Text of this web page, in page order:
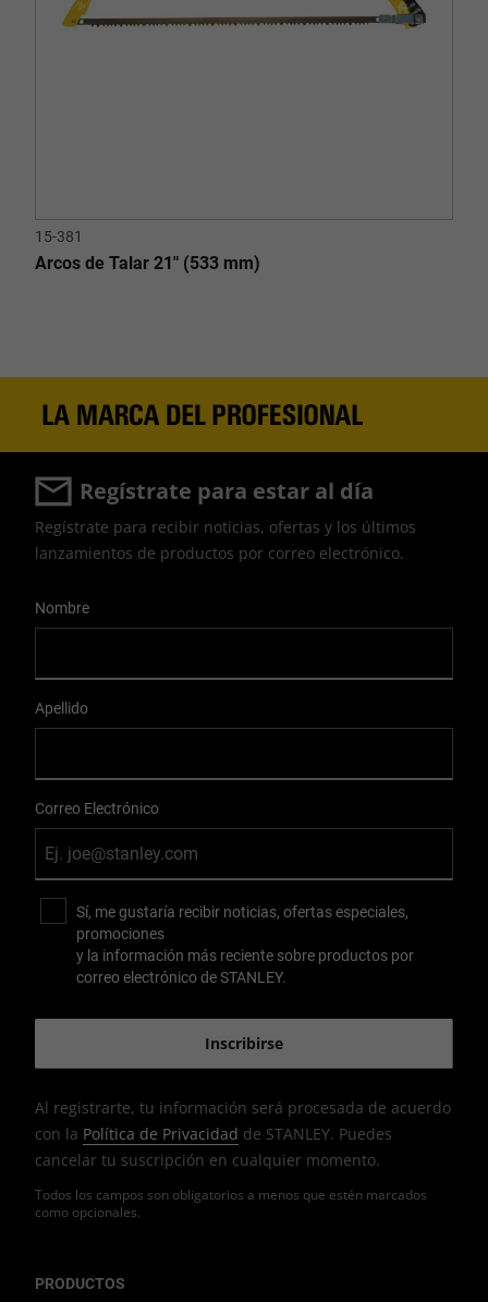
15-381
Arcos de Talar 21" (533 mm)
Regístrate para estar al día
Todos los campos son obligatorios a menos que estén marcados
como opcionales.
Regístrate para recibir noticias, ofertas y los últimos
lanzamientos de productos por correo electrónico.
Nombre
Apellido
Correo Electrónico
Sí, me gustaría recibir noticias, ofertas especiales,
promociones
y la información más reciente sobre productos por
correo electrónico de STANLEY.
Al registrarte, tu información será procesada de acuerdo
con la Política de Privacidad de STANLEY. Puedes
cancelar tu suscripción en cualquier momento.
PRODUCTOS